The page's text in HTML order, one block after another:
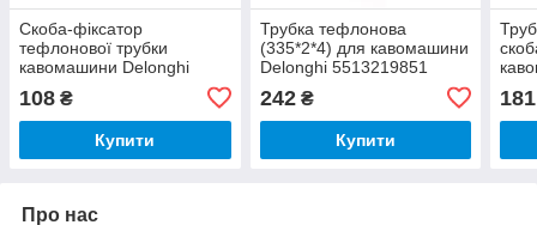
Скоба-фіксатор
тефлонової трубки
кавомашини Delonghi
6132112100 6113213191
108 ₴
Купити
Трубка тефлонова
(335*2*4) для кавомашини
Delonghi 5513219851
242₴
Купити
181
Про нас